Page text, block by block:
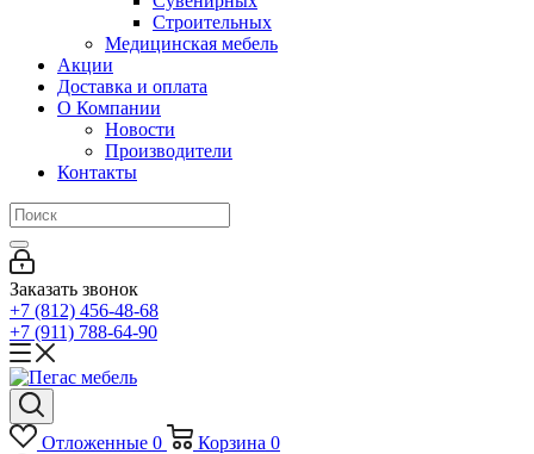
Строительных
Медицинская мебель
Акции
Доставка и оплата
О Компании
Новости
Производители
Контакты
Заказать звонок
+7 (812) 456-48-68
+7 (911) 788-64-90
Отложенные 0 Корзина 0